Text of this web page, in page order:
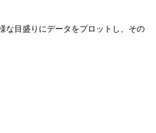
な目盛りにデータをプロットし、その